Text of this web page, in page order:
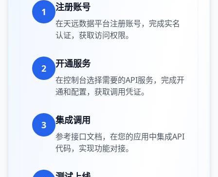
1 注册账号
在天远数据平台注册账号，完成实名
认证，获取访问权限。
2 开通服务
在控制台选择需要的API服务，完成开
通和配置，获取调用凭证。
3 集成调用
参考接口文档，在您的应用中集成API
代码，实现功能对接。